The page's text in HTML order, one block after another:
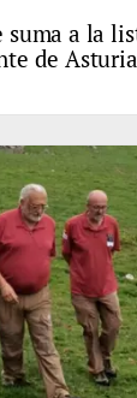
suma a la
de